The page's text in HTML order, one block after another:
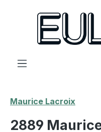
Maurice Lacroix
2889